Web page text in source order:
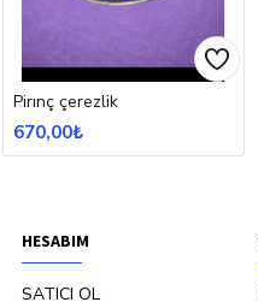
Pirınç çerezlik
670,00₺
HESABIM
SATICI OL